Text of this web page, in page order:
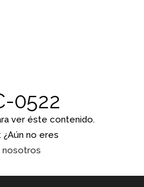
0522
ver éste contenido.
. ¿Aún no eres
nosotros